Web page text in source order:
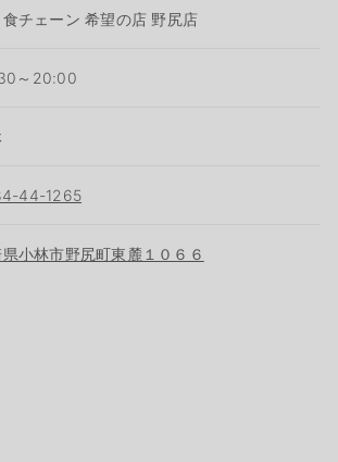
チェーン 希望の店 野尻店
～20:00
44-1265
小林市野尻町東麓１０６６